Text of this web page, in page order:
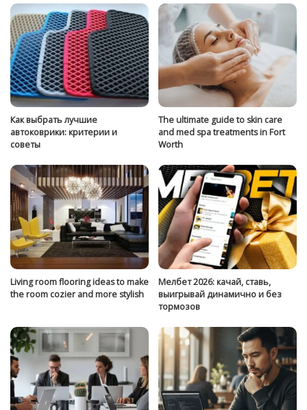
Как выбрать лучшие
автоковрики: критерии и
советы
The ultimate guide to skin care
and med spa treatments in Fort
Worth
Living room flooring ideas to make
the room cozier and more stylish
Мелбет 2026: качай, ставь,
выигрывай динамично и без
тормозов